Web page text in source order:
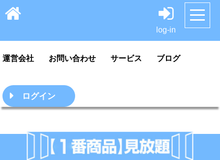
log-in
HOME 料金案内・ご利用方法
運営会社 お問い合わせ サービス ブログ
ログイン